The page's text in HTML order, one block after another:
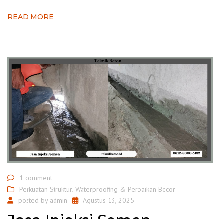
READ MORE
1 comment
Perkuatan Struktur, Waterproofing & Perbaikan Bocor
posted by admin Agustus 13, 2025